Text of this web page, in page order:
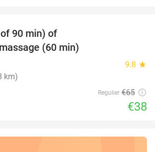
90 min) of
(60 min)
9.8 star
km)
Regulier €65
€38